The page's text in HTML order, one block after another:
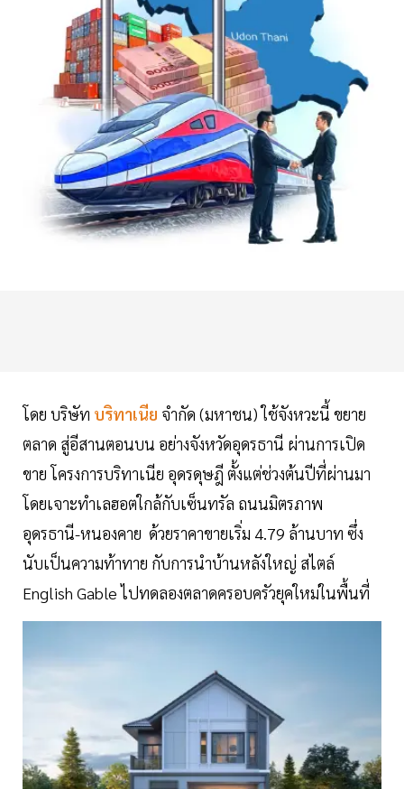
โดย บริษัท บริทาเนีย จำกัด (มหาชน) ใช้จังหวะนี้ ขยาย
ตลาด สู่อีสานตอนบน อย่างจังหวัดอุดรธานี ผ่านการเปิด
ขาย โครงการบริทาเนีย อุดรดุษฎี ตั้งแต่ช่วงต้นปีที่ผ่านมา
โดยเจาะทำเลฮอตใกล้กับเซ็นทรัล ถนนมิตรภาพ
อุดรธานี-หนองคาย ด้วยราคาขายเริ่ม 4.79 ล้านบาท ซึ่ง
นับเป็นความท้าทาย กับการนำบ้านหลังใหญ่ สไตล์
English Gable ไปทดลองตลาดครอบครัวยุคใหม่ในพื้นที่